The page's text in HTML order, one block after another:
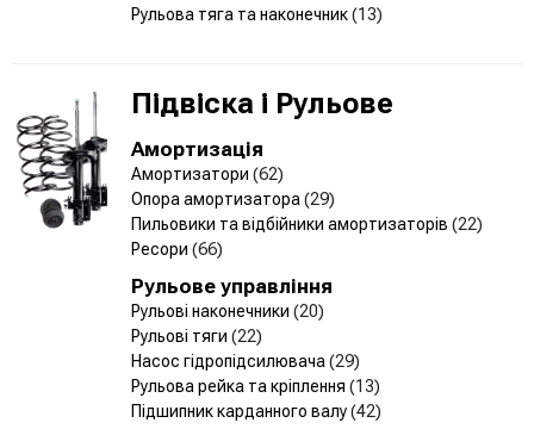
Рульова тяга та наконечник(13)
Підвіска і Рульове
Амортизація
Амортизатори (62)
Опора амортизатора (29)
Пильовики та відбійники амортизаторів (22)
Ресори (66)
Рульове управління
Рульові наконечники (20)
Рульові тяги (22)
Насос гідропідсилювача (29)
Рульова рейка та кріплення (13)
Підшипник карданного валу(42)